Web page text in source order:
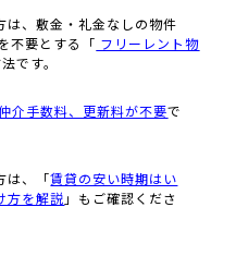
は、敷金・礼金なしの物件
不要とする「 フリーレント物
です。
介手数料、更新料が不要で
は、「賃貸の安い時期はい
方を解説 」もご確認くださ